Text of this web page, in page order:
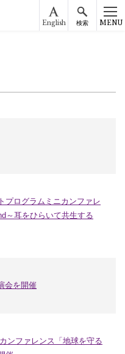
English 検索 MENU
プログラムミニカンファレ
～耳をひらいて共生する
会を開催
ンファレンス「地球を守る